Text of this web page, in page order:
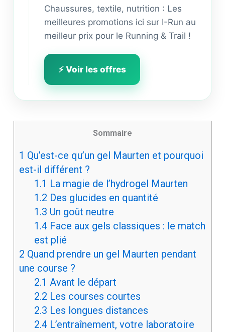
Chaussures, textile, nutrition : Les
meilleures promotions ici sur I-Run au
meilleur prix pour le Running & Trail !
⚡ Voir les offres
Sommaire
1 Qu’est-ce qu’un gel Maurten et pourquoi
est-il différent ?
1.1 La magie de l’hydrogel Maurten
1.2 Des glucides en quantité
1.3 Un goût neutre
1.4Face aux gels classiques : le match
est plié
2 Quand prendre un gel Maurten pendant
une course ?
2.1 Avant le départ
2.2 Les courses courtes
2.3 Les longues distances
2.4L’entraînement, votre laboratoire